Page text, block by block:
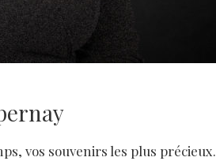
vos souvenirs les plus précieux.